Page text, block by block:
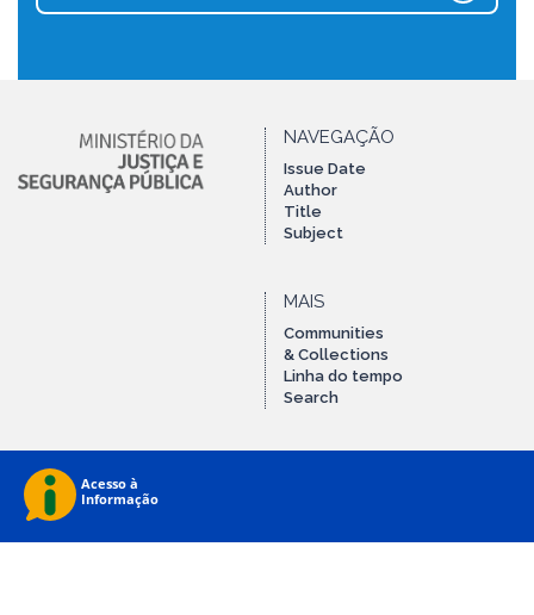
NAVEGAÇÃO
Issue Date
Author
Title
Subject
MAIS
Communities
& Collections
Linha do tempo
Search